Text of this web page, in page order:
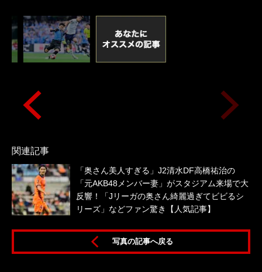
関連記事
「奥さん美人すぎる」J2清水DF高橋祐治の
「元AKB48メンバー妻」がスタジアム来場で大
反響！「Jリーガの奥さん綺麗過ぎてビビるシ
リーズ」などファン驚き【人気記事】
写真の記事へ戻る